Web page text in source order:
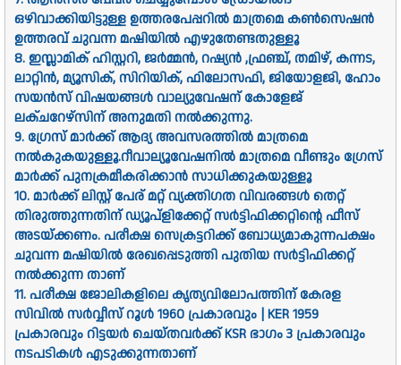
ഒഴിവാക്കിയിട്ടുള്ള ഉത്തരപേപ്പറിൽ മാത്രമെ കൺസെഷൻ
ഉത്തരവ് ചുവന്ന മഷിയിൽ എഴുതേണ്ടതുള്ളൂ
8. ഇസ്ലാമിക് ഹിസ്റ്ററി, ജർമ്മൻ, റഷ്യൻ ,ഫ്രഞ്ച്, തമിഴ്, കന്നട,
ലാറ്റിൻ, മ്യൂസിക്, സിറിയിക്, ഫിലോസഫി, ജിയോളജി, ഹോം
സയൻസ് വിഷയങ്ങൾ വാല്യുവേഷന് കോളേജ്
ലക്ചറേഴ്സിന് അനുമതി നൽക്കുന്നു.
9. ഗ്രേസ് മാർക്ക് ആദ്യ അവസരത്തിൽ മാത്രമെ
നൽകുകയുള്ളൂ.റീവാല്യൂവേഷനിൽ മാത്രമെ വീണ്ടും ഗ്രേസ്
മാർക്ക് പുനക്രമീകരിക്കാൻ സാധിക്കുകയുള്ളൂ
10. മാർക്ക് ലിസ്റ്റ് പേര് മറ്റ് വ്യക്തിഗത വിവരങ്ങൾ തെറ്റ്
തിരുത്തുന്നതിന് ഡ്യൂപ്ളിക്കേറ്റ് സർട്ടിഫിക്കറ്റിൻ്റെ ഫീസ്
അടയ്ക്കണം. പരീക്ഷ സെക്രട്ടറിക്ക് ബോധ്യമാകുന്നപക്ഷം
ചുവന്ന മഷിയിൽ രേഖപ്പെടുത്തി പുതിയ സർട്ടിഫിക്കറ്റ്
നൽക്കുന്ന താണ്
11. പരീക്ഷ ജോലികളിലെ കൃത്യവിലോപത്തിന് കേരള
സിവിൽ സർവ്വീസ് റൂൾ 1960 പ്രകാരവും | KER 1959
പ്രകാരവും റിട്ടയർ ചെയ്തവർക്ക് KSR ഭാഗം 3 പ്രകാരവും
നടപടികൾ എടുക്കുന്നതാണ്